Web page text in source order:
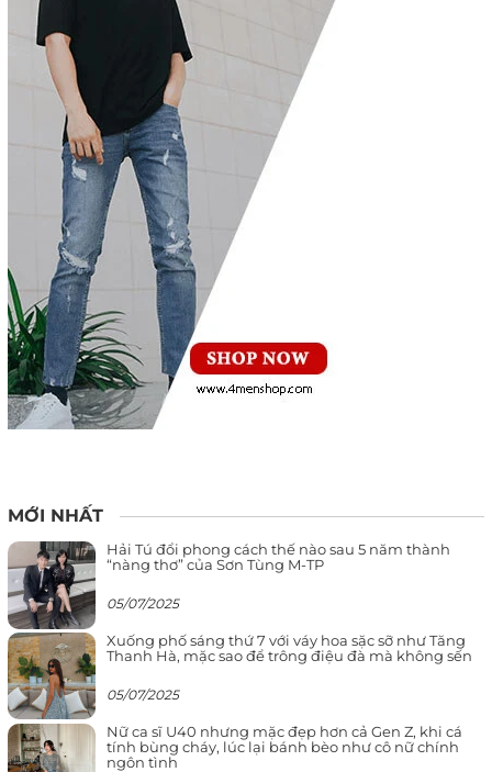
MỚI NHẤT
Hải Tú đổi phong cách thế nào sau 5 năm thành
“nàng thơ” của Sơn Tùng M-TP
05/07/2025
Xuống phố sáng thứ 7 với váy hoa sặc sỡ như Tăng
Thanh Hà, mặc sao để trông điệu đà mà không sến
05/07/2025
Nữ ca sĩ U40 nhưng mặc đẹp hơn cả Gen Z, khi cá
tính bùng cháy, lúc lại bánh bèo như cô nữ chính
ngôn tình